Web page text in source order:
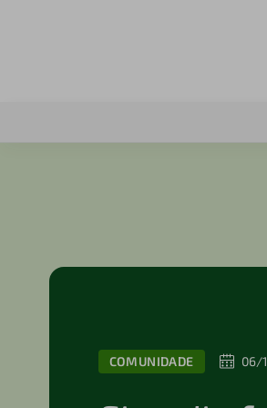
COMUNIDADE 06/